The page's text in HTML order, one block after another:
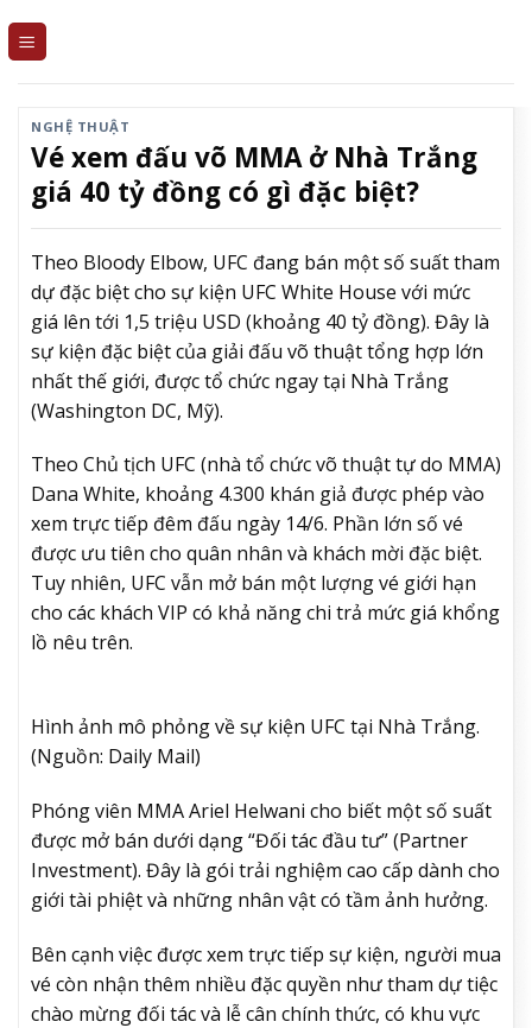
NGHỆ THUẬT
Vé xem đấu võ MMA ở Nhà Trắng
giá 40 tỷ đồng có gì đặc biệt?
Theo Bloody Elbow, UFC đang bán một số suất tham
dự đặc biệt cho sự kiện UFC White House với mức
giá lên tới 1,5 triệu USD (khoảng 40 tỷ đồng). Đây là
sự kiện đặc biệt của giải đấu võ thuật tổng hợp lớn
nhất thế giới, được tổ chức ngay tại Nhà Trắng
(Washington DC, Mỹ).
Theo Chủ tịch UFC (nhà tổ chức võ thuật tự do MMA)
Dana White, khoảng 4.300 khán giả được phép vào
xem trực tiếp đêm đấu ngày 14/6. Phần lớn số vé
được ưu tiên cho quân nhân và khách mời đặc biệt.
Tuy nhiên, UFC vẫn mở bán một lượng vé giới hạn
cho các khách VIP có khả năng chi trả mức giá khổng
lồ nêu trên.
Hình ảnh mô phỏng về sự kiện UFC tại Nhà Trắng.
(Nguồn: Daily Mail)
Phóng viên MMA Ariel Helwani cho biết một số suất
được mở bán dưới dạng “Đối tác đầu tư” (Partner
Investment). Đây là gói trải nghiệm cao cấp dành cho
giới tài phiệt và những nhân vật có tầm ảnh hưởng.
Bên cạnh việc được xem trực tiếp sự kiện, người mua
vé còn nhận thêm nhiều đặc quyền như tham dự tiệc
chào mừng đối tác và lễ cân chính thức, có khu vực